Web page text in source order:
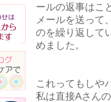
ールの返事はこ
メールを送って
のを繰り返して
めました。
これってもしや
私は直接Aさん